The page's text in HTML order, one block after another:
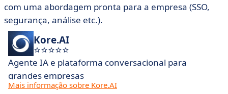
com uma abordagem pronta para a empresa (SSO,
segurança, análise etc.).
Kore.AI
Agente IA e plataforma conversacional para
grandes empresas
Mais informação sobre Kore.AI